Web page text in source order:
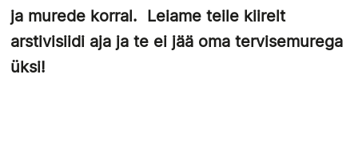
ja murede korral. Leiame teile kiirelt
arstivisiidi aja ja te ei jää oma tervisemurega
üksi!